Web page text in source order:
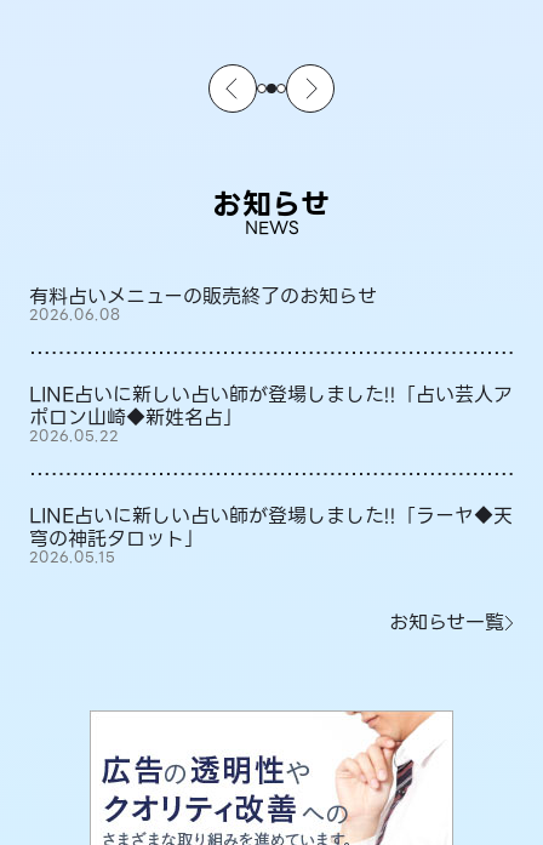
お知らせ
NEWS
有料占いメニューの販売終了のお知らせ
2026.06.08
LINE占いに新しい占い師が登場しました!!「占い芸人ア
ポロン山崎◆新姓名占」
2026.05.22
LINE占いに新しい占い師が登場しました!!「ラーヤ◆天
穹の神託タロット」
2026.05.15
お知らせ一覧